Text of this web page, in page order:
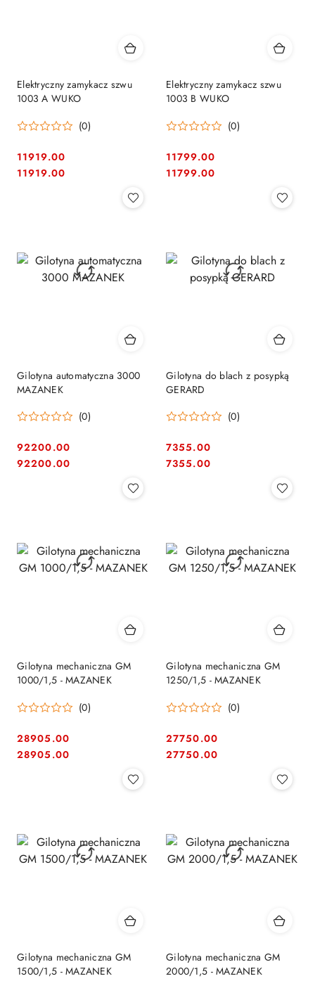
Elektryczny zamykacz szwu
1003 A WUKO
(0)
Cena:
11919.00
Cena:
11919.00
Elektryczny zamykacz szwu
1003 B WUKO
(0)
Cena:
11799.00
Cena:
11799.00
Gilotyna automatyczna 3000
MAZANEK
(0)
Cena:
92200.00
Cena:
92200.00
Gilotyna do blach z posypką
GERARD
(0)
Cena:
7355.00
Cena:
7355.00
Gilotyna mechaniczna GM
1000/1,5 - MAZANEK
(0)
Cena:
28905.00
Cena:
28905.00
Gilotyna mechaniczna GM
1250/1,5 - MAZANEK
(0)
Cena:
27750.00
Cena:
27750.00
Gilotyna mechaniczna GM
1500/1,5 - MAZANEK
Gilotyna mechaniczna GM
2000/1,5 - MAZANEK